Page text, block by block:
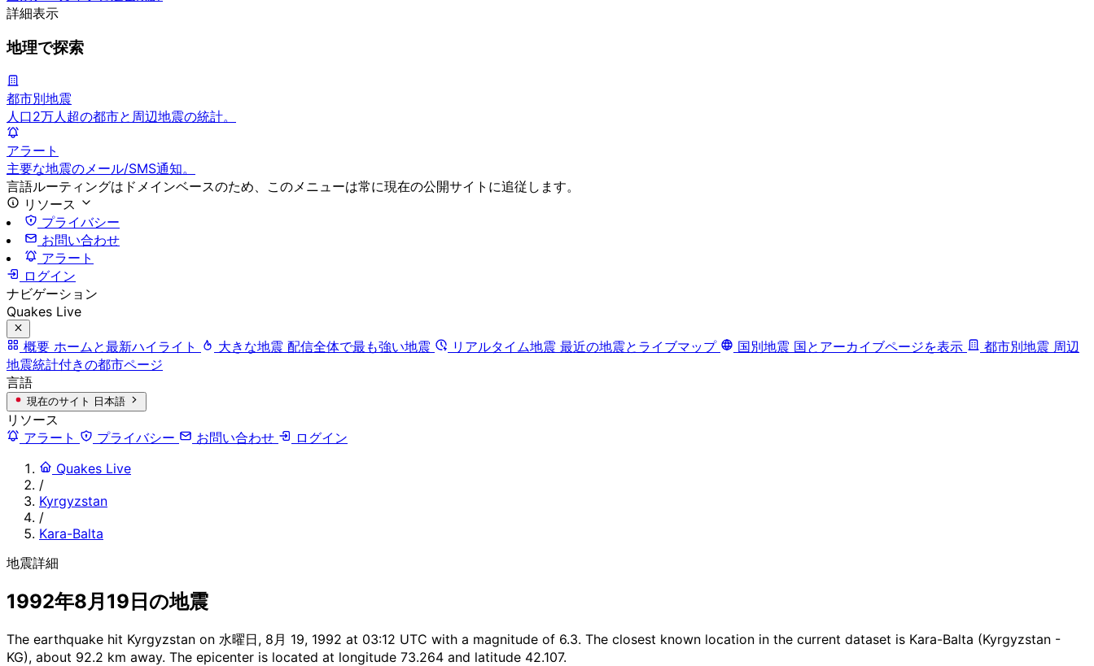
詳細表示
地理で探索
都市別地震
人口2万人超の都市と周辺地震の統計。
アラート
主要な地震のメール/SMS通知。
言語ルーティングはドメインベースのため、このメニューは常に現在の公開サイトに追従します。
リソース
プライバシー
お問い合わせ
アラート
ログイン
ナビゲーション
Quakes Live
概要 ホームと最新ハイライト 大きな地震 配信全体で最も強い地震 リアルタイム地震 最近の地震とライブマップ 国別地震 国とアーカイブページを表示 都市別地震 周辺
地震統計付きの都市ページ
言語
現在のサイト 日本語
リソース
アラート
プライバシー お問い合わせ
ログイン
Quakes Live
/
Kyrgyzstan
/
Kara-Balta
地震詳細
1992年8月19日の地震
The earthquake hit Kyrgyzstan on 水曜日, 8月 19, 1992 at 03:12 UTC with a magnitude of 6.3. The closest known location in the current dataset is Kara-Balta (Kyrgyzstan -
KG), about 92.2 km away. The epicenter is located at longitude 73.264 and latitude 42.107.